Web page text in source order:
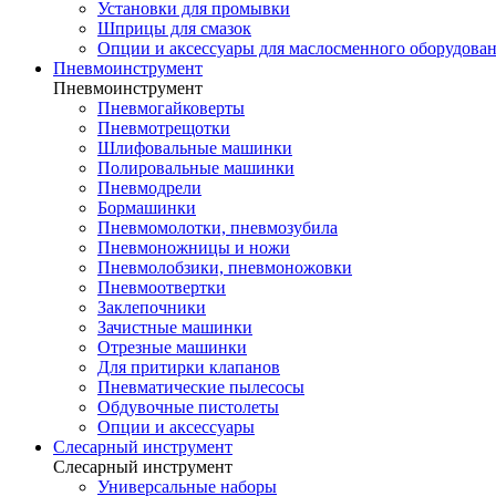
Установки для промывки
Шприцы для смазок
Опции и аксессуары для маслосменного
Пневмоинструмент
Пневмоинструмент
Пневмогайковерты
Пневмотрещотки
Шлифовальные машинки
Полировальные машинки
Пневмодрели
Бормашинки
Пневмомолотки, пневмозубила
Пневмоножницы и ножи
Пневмолобзики, пневмоножовки
Пневмоотвертки
Заклепочники
Зачистные машинки
Отрезные машинки
Для притирки клапанов
Пневматические пылесосы
Обдувочные пистолеты
Опции и аксессуары
Слесарный инструмент
Слесарный инструмент
Универсальные наборы